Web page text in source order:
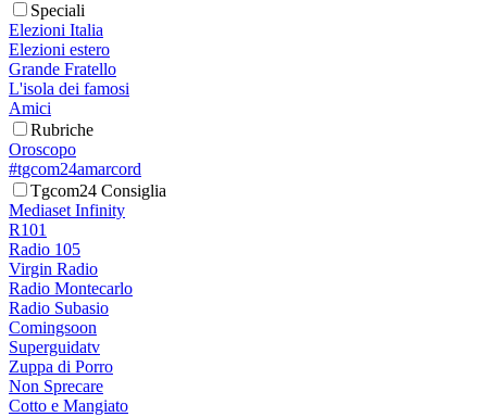
Speciali
Elezioni Italia
Elezioni estero
Grande Fratello
L'isola dei famosi
Amici
Rubriche
Oroscopo
#tgcom24amarcord
Tgcom24 Consiglia
Mediaset Infinity
R101
Radio 105
Virgin Radio
Radio Montecarlo
Radio Subasio
Comingsoon
Superguidatv
Zuppa di Porro
Non Sprecare
Cotto e Mangiato